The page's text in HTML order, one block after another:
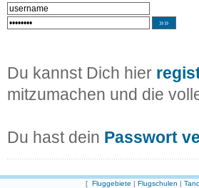
Du kannst Dich hier
mitzumachen und die
Du hast dein Passwort
[ Fluggebiete | Flugschulen |